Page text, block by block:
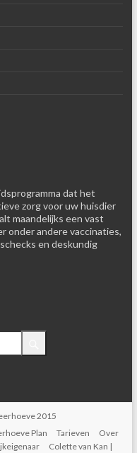
dat het
zorg voor uw huisdier
maandelijks een vast
onder andere vaccinaties,
en deskundig
2015
Plan Tarieven
Over
Colette van Kan |